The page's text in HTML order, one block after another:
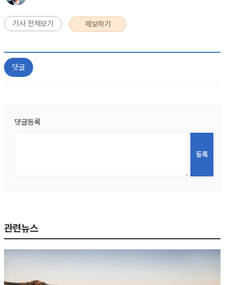
기사 전체보기 제보하기
댓글
댓글등록
관련뉴스